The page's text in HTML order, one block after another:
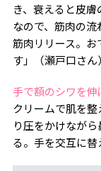
き、衰えると皮
なので、筋肉の
筋肉リリース。
す」（瀬戸口さん）
手で額のシワを伸
クリームで肌を
り圧をかけなが
る。手を交互に替